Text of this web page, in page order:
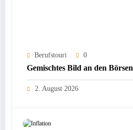
Berufstouri 0
Gemischtes Bild an den Börsen
2. August 2026